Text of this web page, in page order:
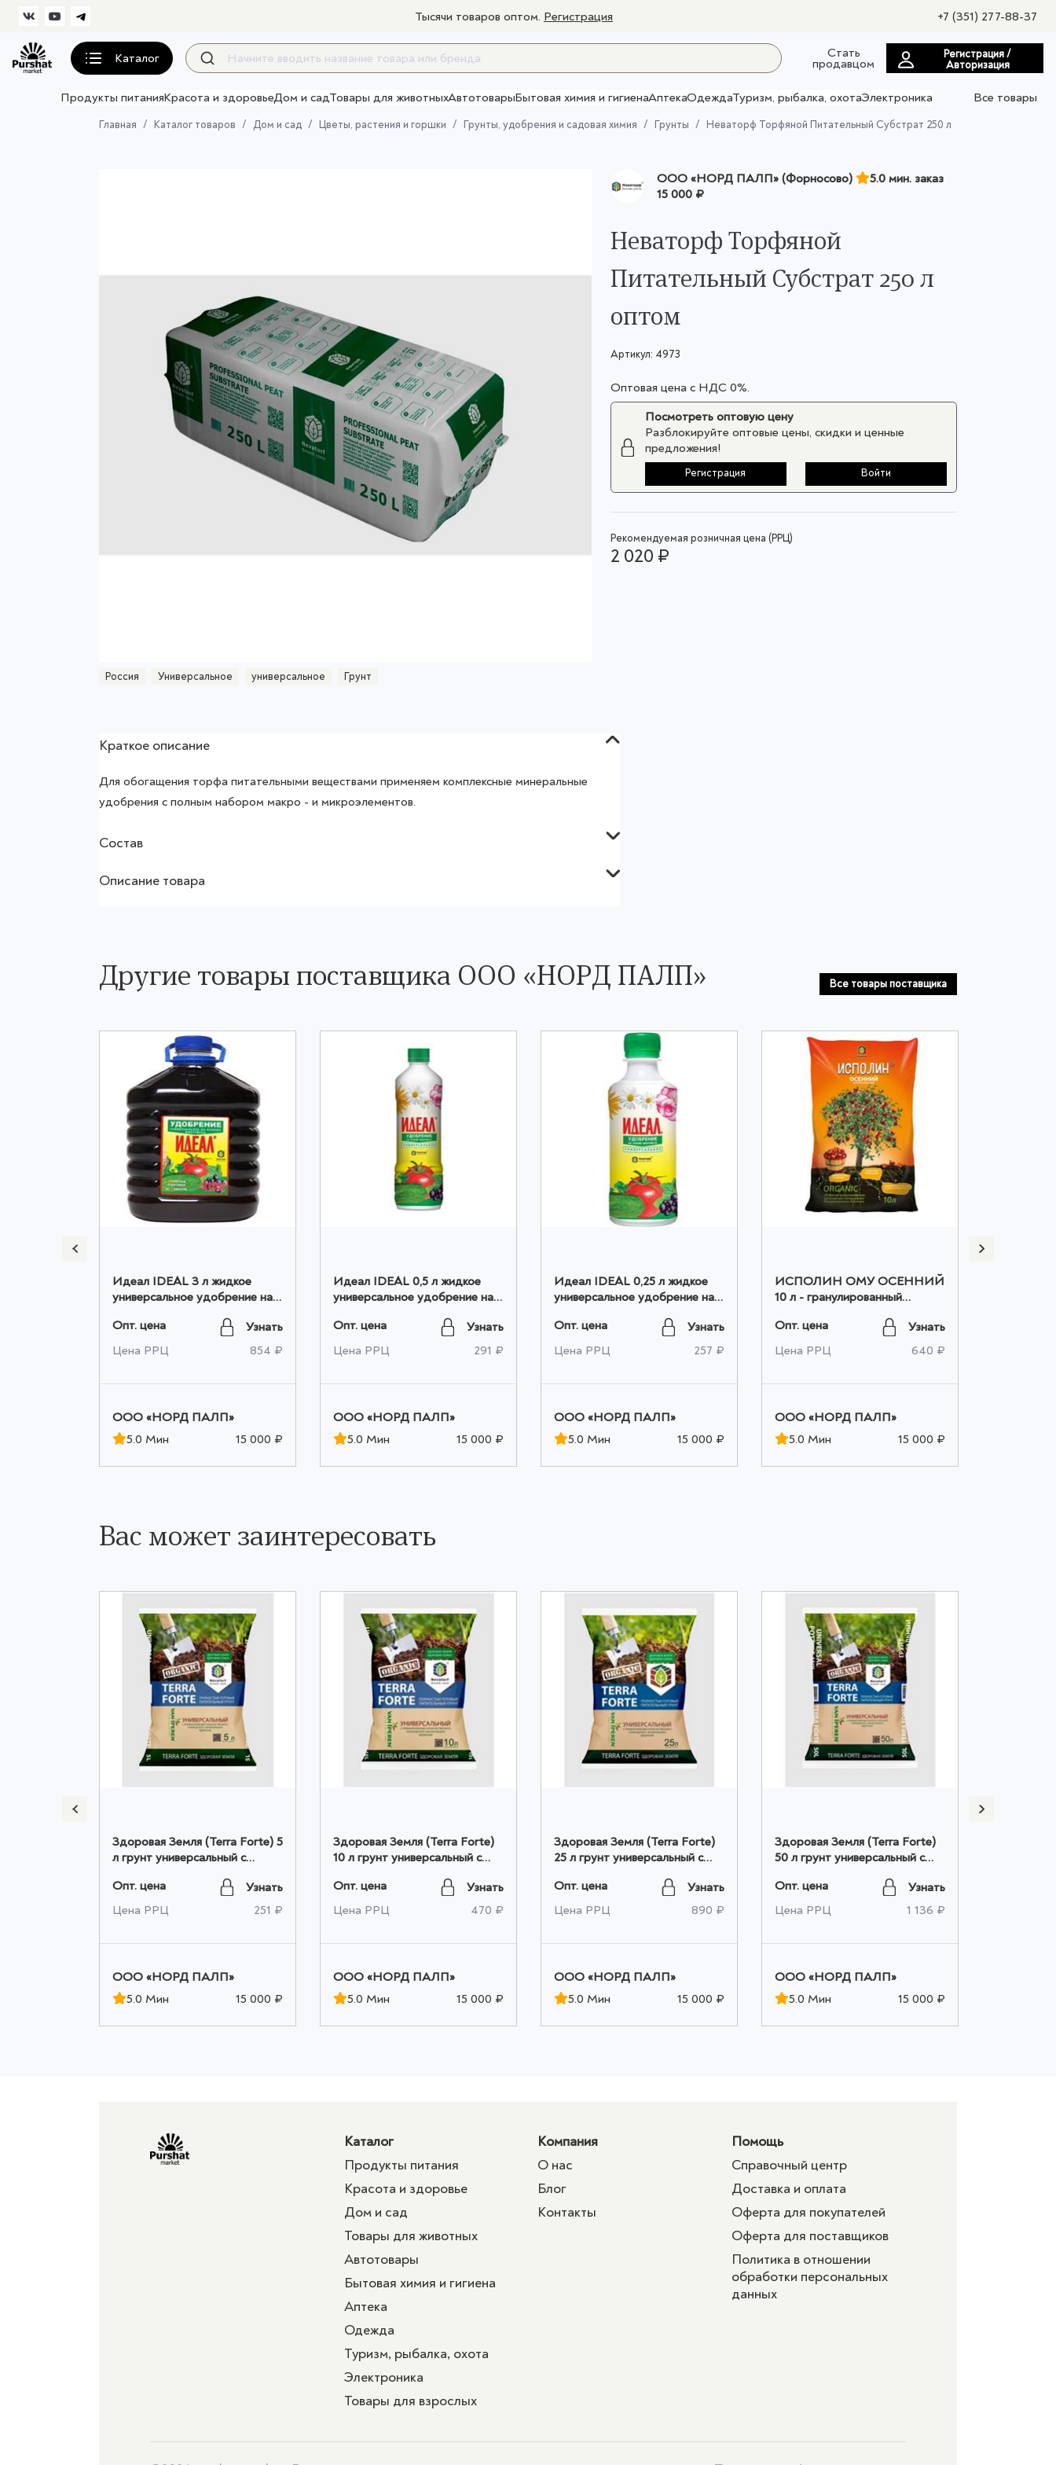
Тысячи товаров оптом. Регистрация +7 (351) 277-88-37
Каталог Стать
продавцом
Регистрация /
Авторизация
Продукты питанияКрасота и здоровьеДом и садТовары для животныхАвтотоварыБытовая химия и гигиенаАптекаОдеждаТуризм, рыбалка, охотаЭлектроника
Все товары
Главная Каталог товаров Дом и сад Цветы, растения и горшки Грунты, удобрения и садовая химия Грунты Неваторф Торфяной Питательный Субстрат 250 л
Россия Универсальное универсальное Грунт
ООО «НОРД ПАЛП» (Форносово)
5.0 мин. заказ
15 000 ₽
Неваторф Торфяной
Питательный Субстрат 250 л
оптом
Артикул: 4973
Оптовая цена с НДС 0%.
Посмотреть оптовую цену
Разблокируйте оптовые цены, скидки и ценные
предложения!
Регистрация Войти
Рекомендуемая розничная цена (РРЦ)
2 020 ₽
Краткое описание
Для обогащения торфа питательными веществами применяем комплексные минеральные
удобрения с полным набором макро - и микроэлементов.
Состав
Описание товара
Другие товары поставщика ООО «НОРД ПАЛП» Все товары поставщика
Идеал IDEAL 3 л жидкое
универсальное удобрение на
и цветов оптом
Опт. цена
Узнать
Цена РРЦ
854 ₽
ООО «НОРД ПАЛП»
5.0 Мин
15 000 ₽
Идеал IDEAL 0,5 л жидкое
универсальное удобрение на
и цветов оптом
Опт. цена
Узнать
Цена РРЦ
291 ₽
ООО «НОРД ПАЛП»
5.0 Мин
15 000 ₽
Идеал IDEAL 0,25 л жидкое
универсальное удобрение на
и цветов оптом
Опт. цена
Узнать
Цена РРЦ
257 ₽
ООО «НОРД ПАЛП»
5.0 Мин
15 000 ₽
ИСПОЛИН ОМУ ОСЕННИЙ
10 л - гранулированный
Опт. цена
Узнать
Цена РРЦ
640 ₽
ООО «НОРД ПАЛП»
5.0 Мин
15 000 ₽
Вас может заинтересовать
Здоровая Земля (Terra Forte) 5
л грунт универсальный с
Опт. цена
Узнать
Цена РРЦ
251 ₽
ООО «НОРД ПАЛП»
5.0 Мин
15 000 ₽
Здоровая Земля (Terra Forte)
10 л грунт универсальный с
Опт. цена
Узнать
Цена РРЦ
470 ₽
ООО «НОРД ПАЛП»
5.0 Мин
15 000 ₽
Здоровая Земля (Terra Forte)
25 л грунт универсальный с
Опт. цена
Узнать
Цена РРЦ
890 ₽
ООО «НОРД ПАЛП»
5.0 Мин
15 000 ₽
Здоровая Земля (Terra Forte)
50 л грунт универсальный с
Опт. цена
Узнать
Цена РРЦ
1 136 ₽
ООО «НОРД ПАЛП»
5.0 Мин
15 000 ₽
Каталог
Продукты питания
Красота и здоровье
Дом и сад
Товары для животных
Автотовары
Бытовая химия и гигиена
Аптека
Одежда
Туризм, рыбалка, охота
Электроника
Товары для взрослых
Компания
О нас
Блог
Контакты
Помощь
Справочный центр
Доставка и оплата
Оферта для покупателей
Оферта для поставщиков
Политика в отношении
обработки персональных
данных